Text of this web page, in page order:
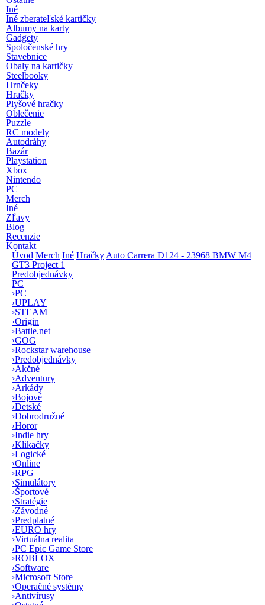
Iné
Iné zberateľské kartičky
Albumy na karty
Gadgety
Spoločenské hry
Stavebnice
Obaly na kartičky
Steelbooky
Hrnčeky
Hračky
Plyšové hračky
Oblečenie
Puzzle
RC modely
Autodráhy
Bazár
Playstation
Xbox
Nintendo
PC
Merch
Iné
Zľavy
Blog
Recenzie
Kontakt
Úvod Merch Iné Hračky Auto Carrera D124 - 23968 BMW M4
GT3 Project 1
Predobjednávky
PC
›PC
›UPLAY
›STEAM
›Origin
›Battle.net
›GOG
›Rockstar warehouse
›Predobjednávky
›Akčné
›Adventury
›Arkády
›Bojové
›Detské
›Dobrodružné
›Horor
›Indie hry
›Klikačky
›Logické
›Online
›RPG
›Simulátory
›Športové
›Stratégie
›Závodné
›Predplatné
›EURO hry
›Virtuálna realita
›PC Epic Game Store
›ROBLOX
›Software
›Microsoft Store
›Operačné systémy
›Antivírusy